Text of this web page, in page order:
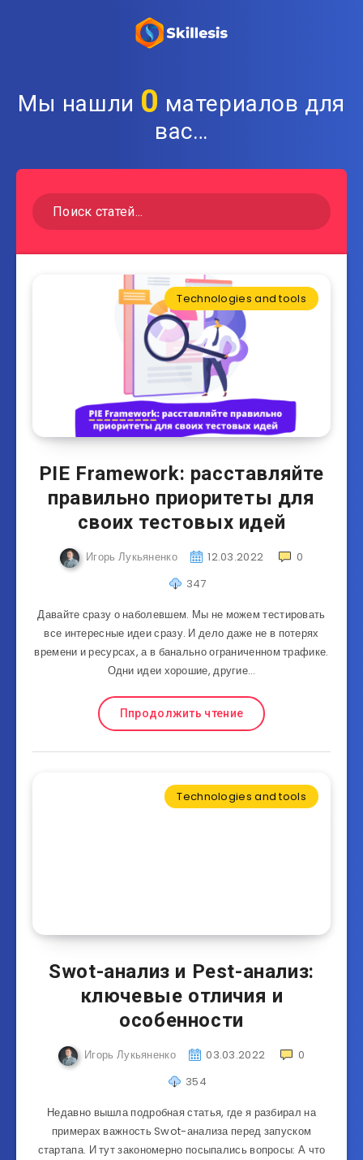
Мы нашли 0 материалов для
вас…
Technologies and tools
PIE Framework: расставляйте
правильно приоритеты для
своих тестовых идей
Игорь Лукьяненко 12.03.2022
0
347
Давайте сразу о наболевшем. Мы не можем тестировать
все интересные идеи сразу. И дело даже не в потерях
времени и ресурсах, а в банально ограниченном трафике.
Одни идеи хорошие, другие…
Ппродолжить чтение
Technologies and tools
Swot-анализ и Pest-анализ:
ключевые отличия и
особенности
Игорь Лукьяненко 03.03.2022
0
354
Недавно вышла подробная статья, где я разбирал на
примерах важность Swot-анализа перед запуском
стартапа. И тут закономерно посыпались вопросы: А что